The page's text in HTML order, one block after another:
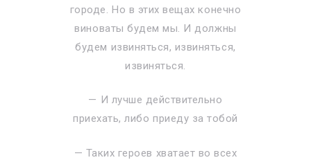
городе. Но в этих вещах конечно
виноваты будем мы. И должны
будем извиняться, извиняться,
извиняться.
— И лучше действительно
приехать, либо приеду за тобой
— Таких героев хватает во всех